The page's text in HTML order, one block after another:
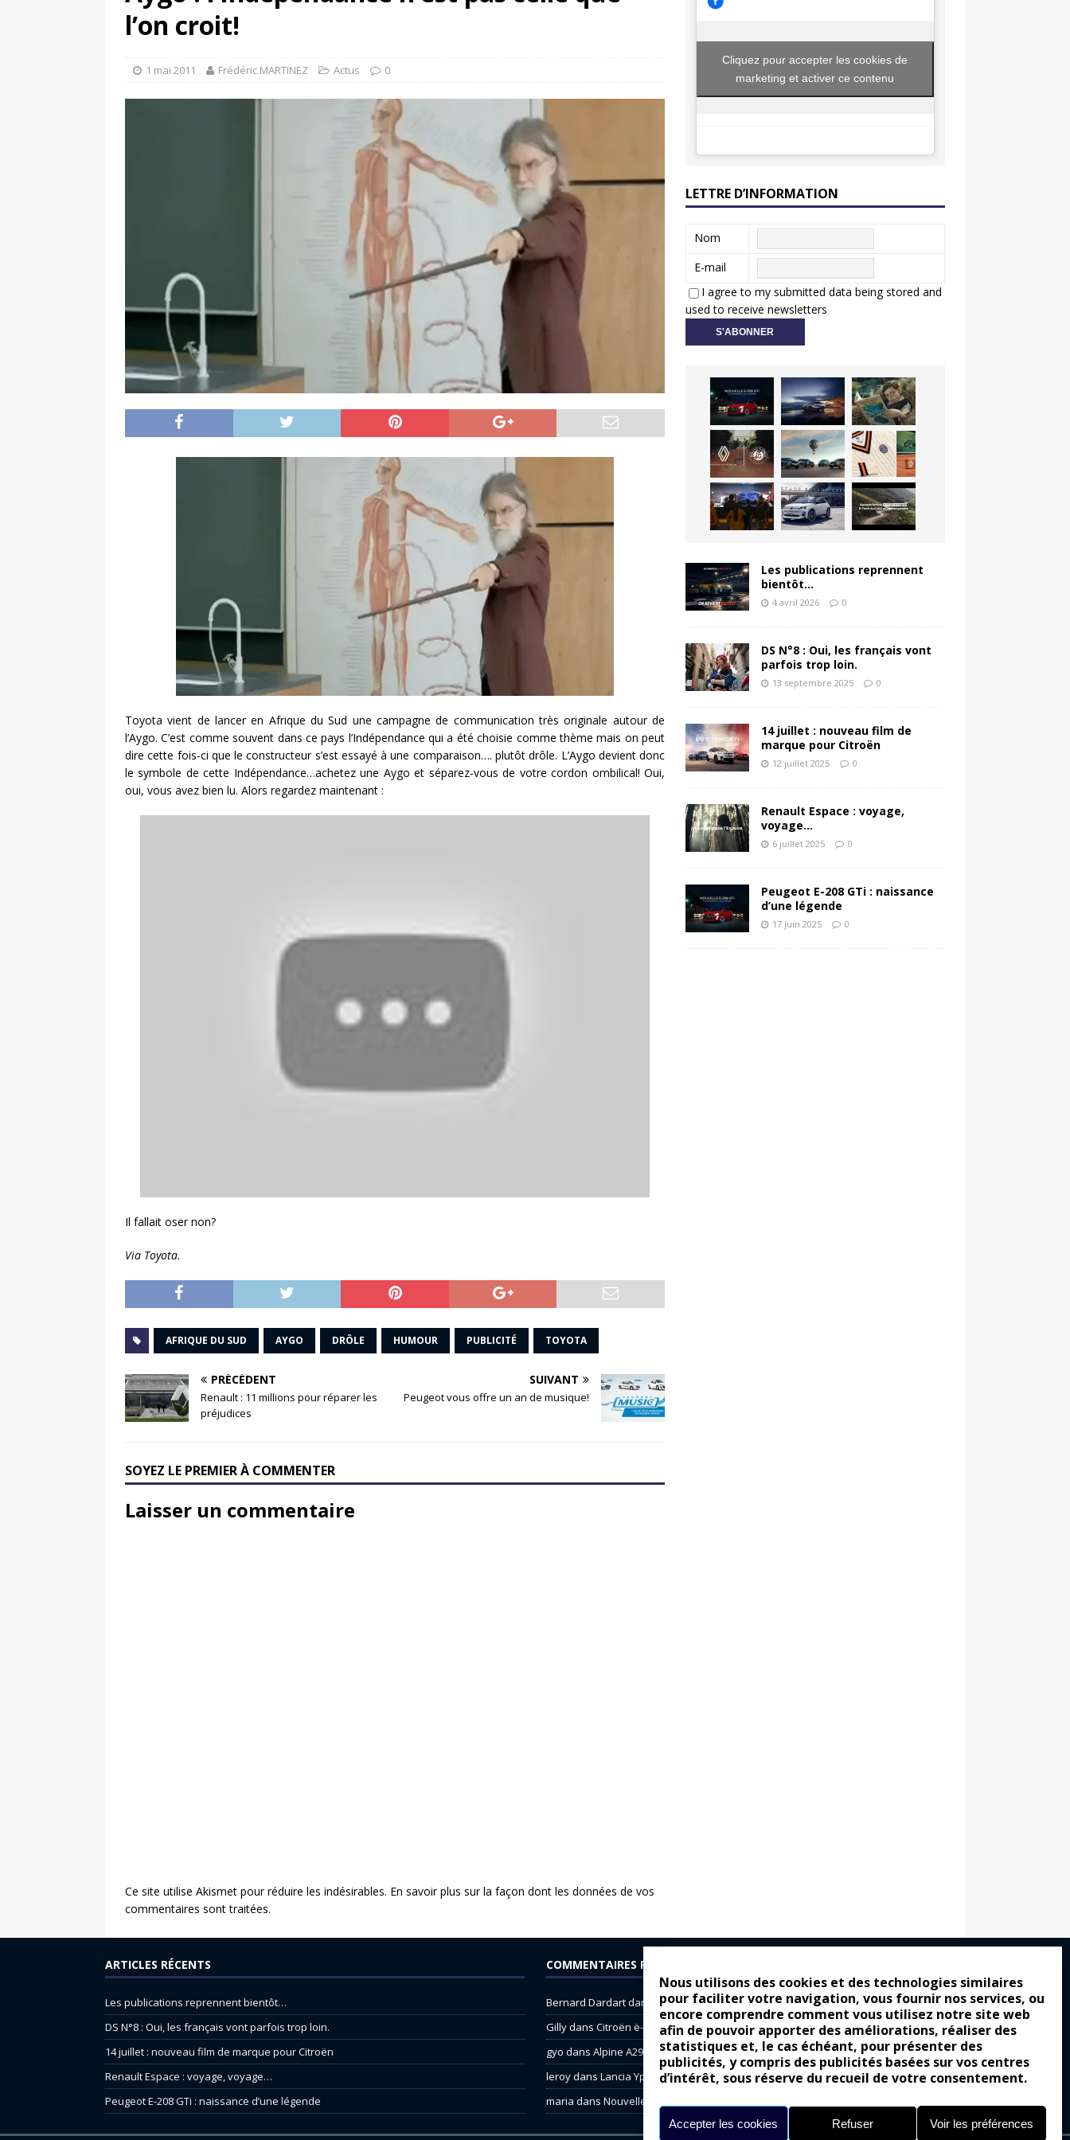
Nous utilisons des cookies et des technologies similaires
pour faciliter votre navigation, vous fournir nos services, ou
encore comprendre comment vous utilisez notre site web
afin de pouvoir apporter des améliorations, réaliser des
statistiques et, le cas échéant, pour présenter des
publicités, y compris des publicités basées sur vos centres
d’intérêt, sous réserve du recueil de votre consentement.
Accepter les cookies Refuser Voir les préférences
[ 4 avril 2026 ]
Les publications reprennent bientôt…
[ 13 septembre 2025 ]
l’on croit!
1 mai 2011 Frédéric MARTINEZ Actus 0
Toyota vient de lancer en Afrique du Sud une campagne de communication très originale autour de
l’Aygo. C’est comme souvent dans ce pays l’Indépendance qui a été choisie comme thème mais on peut
dire cette fois-ci que le constructeur s’est essayé à une comparaison…. plutôt drôle. L’Aygo devient donc
le symbole de cette Indépendance…achetez une Aygo et séparez-vous de votre cordon ombilical! Oui,
oui, vous avez bien lu. Alors regardez maintenant :
Il fallait oser non?
Via Toyota.
AFRIQUE DU SUD AYGO DRÔLE HUMOUR PUBLICITÉ TOYOTA
PRÉCÉDENT
Renault : 11 millions pour réparer les
préjudices
SUIVANT
Peugeot vous offre un an de musique!
SOYEZ LE PREMIER À COMMENTER
Laisser un commentaire
Ce site utilise Akismet pour réduire les indésirables. En savoir plus sur la façon dont les données de vos
commentaires sont traitées.
Cliquez pour accepter les cookies de
marketing et activer ce contenu
LETTRE D’INFORMATION
Nom
E-mail
I agree to my submitted data being stored and
used to receive newsletters
Les publications reprennent
bientôt…
4 avril 2026 0
DS N°8 : Oui, les français vont
parfois trop loin.
13 septembre 2025 0
14 juillet : nouveau film de
marque pour Citroën
12 juillet 2025 0
Renault Espace : voyage,
voyage…
6 juillet 2025 0
Peugeot E-208 GTi : naissance
d’une légende
17 juin 2025 0
ARTICLES RÉCENTS
Les publications reprennent bientôt…
DS N°8 : Oui, les français vont parfois trop loin.
14 juillet : nouveau film de marque pour Citroën
Renault Espace : voyage, voyage…
Peugeot E-208 GTi : naissance d’une légende
COMMENTAIRES RÉCENTS
Bernard Dardartdans
Dacia Sandero : pour les gens vrais
Gillydans Citroën ë-C3 : la révolution a commencé
gyo dans Alpine A290 : L’irrésistible attraction de la légèreté
leroydans Lancia Ypsilon : naturellement envoûtante ?
maria dans Nouvelle Opel Corsa : Yes of Corsa !